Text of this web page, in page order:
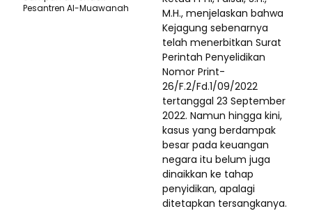
M.H., menjelaskan bahwa
Kejagung sebenarnya
telah menerbitkan Surat
Perintah Penyelidikan
Nomor Print-
26/F.2/Fd.1/09/2022
tertanggal 23 September
2022. Namun hingga kini,
kasus yang berdampak
besar pada keuangan
negara itu belum juga
dinaikkan ke tahap
penyidikan, apalagi
ditetapkan tersangkanya.
Pesantren Al-Muawanah